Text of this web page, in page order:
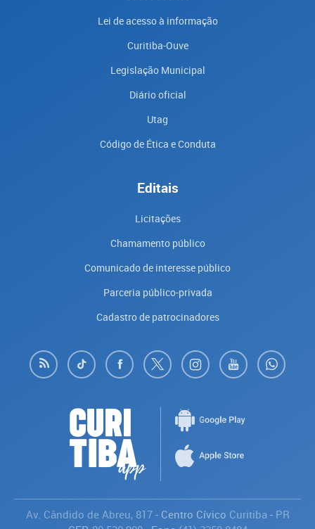
Lei de acesso à informação
Curitiba-Ouve
Legislação Municipal
Diário oficial
Utag
Código de Ética e Conduta
Editais
Licitações
Chamamento público
Comunicado de interesse público
Parceria público-privada
Cadastro de patrocinadores
Av. Cândido de Abreu, 817- Centro Cívico Curitiba - PR